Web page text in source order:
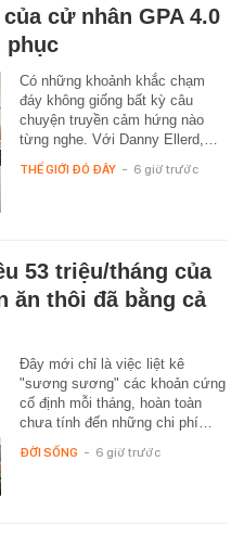
cử nhân GPA 4.0
phục
Có những khoảnh khắc chạm
đáy không giống bất kỳ câu
chuyện truyền cảm hứng nào
từng nghe. Với Danny Ellerd,…
THẾ GIỚI ĐÓ ĐÂY - 6 giờ trước
53 triệu/tháng của
ăn thôi đã bằng cả
Đây mới chỉ là việc liệt kê
"sương sương" các khoản cứng
cố định mỗi tháng, hoàn toàn
chưa tính đến những chi phí…
ĐỜI SỐNG - 6 giờ trước